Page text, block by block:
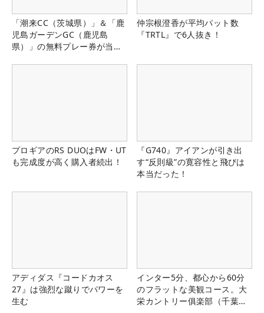
「潮来CC（茨城県）」＆「鹿
児島ガーデンGC（鹿児島
県）」の無料プレー券が当た
仲宗根澄香が平均パット数
『TRTL』で6人抜き！
プロギアのRS DUOはFW・UT
も完成度が高く購入者続出！
『G740』アイアンが引き出
す“反則級”の寛容性と飛びは
本当だった！
アディダス『コードカオス
27』は強烈な蹴りでパワーを
生む
インター5分、都心から60分
のフラットな美観コース。大
栄カントリー俱楽部（千葉